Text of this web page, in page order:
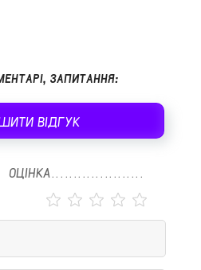
ЗАПИТАННЯ:
ВІДГУК
ОЦІНКА